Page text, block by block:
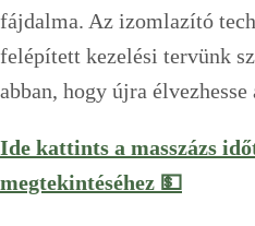
fájdalma. Az izomlazító
felépített kezelési tervünk
abban, hogy újra
Ide kattints a masszázs
megtekintéséhez 💵